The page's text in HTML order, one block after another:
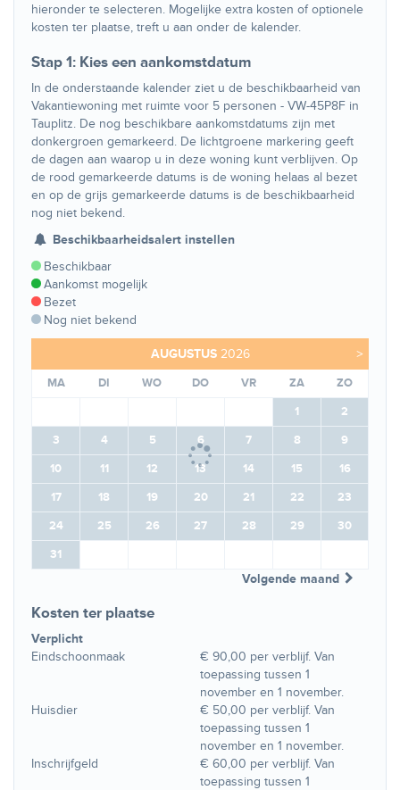
hieronder te selecteren. Mogelijke extra kosten of optionele
kosten ter plaatse, treft u aan onder de kalender.
Stap 1: Kies een aankomstdatum
In de onderstaande kalender ziet u de beschikbaarheid van
Vakantiewoning met ruimte voor 5 personen - VW-45P8F in
Tauplitz. De nog beschikbare aankomstdatums zijn met
donkergroen gemarkeerd. De lichtgroene markering geeft
de dagen aan waarop u in deze woning kunt verblijven. Op
de rood gemarkeerde datums is de woning helaas al bezet
en op de grijs gemarkeerde datums is de beschikbaarheid
nog niet bekend.
Beschikbaarheidsalert instellen
Beschikbaar
Aankomst mogelijk
Bezet
Nog niet bekend
>
AUGUSTUS 2026
MA DI WO DO VR ZA
ZO
1
2
3
4 5 6 7 8
9
10
11 12 13 14 15
16
17
18 19 20 21 22
23
24
25 26 27 28 29
30
31
Volgende maand
Kosten ter plaatse
Verplicht
Eindschoonmaak
€ 90,00 per verblijf. Van
toepassing tussen 1
november en 1 november.
Huisdier
€ 50,00 per verblijf. Van
toepassing tussen 1
november en 1 november.
Inschrijfgeld
€ 60,00 per verblijf. Van
toepassing tussen 1